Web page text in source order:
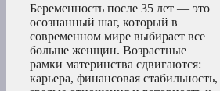
Беременность после 35 лет — это
осознанный шаг, который в
современном мире выбирает все
больше женщин. Возрастные
рамки материнства сдвигаются:
карьера, финансовая стабильность,